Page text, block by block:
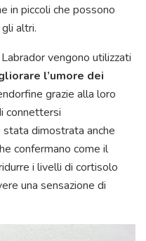
in piccoli che possono
altri.
vengono utilizzati
l’umore dei
grazie alla loro
connettersi
dimostrata anche
confermano come il
i livelli di cortisolo
una sensazione di